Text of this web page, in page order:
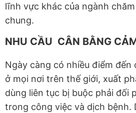
lĩnh vực khác của ngành
chung.
NHU CẦU CÂN BẰNG
Ngày càng có nhiều điểm đến
ở mọi nơi trên thế giới, xuất
dùng liên tục bị buộc phải đối
trong công việc và dịch bệnh.